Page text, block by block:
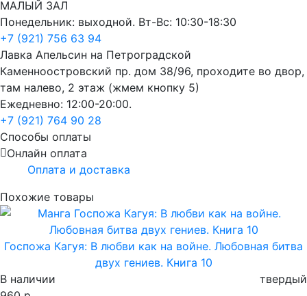
МАЛЫЙ ЗАЛ
Понедельник: выходной. Вт-Вс: 10:30-18:30
+7 (921) 756 63 94
Лавка Апельсин на Петроградской
Каменноостровский пр. дом 38/96, проходите во двор,
там налево, 2 этаж (жмем кнопку 5)
Ежедневно: 12:00-20:00.
+7 (921) 764 90 28
Способы оплаты
Онлайн оплата
Оплата и доставка
Похожие товары
Госпожа Кагуя: В любви как на войне. Любовная битва
двух гениев. Книга 10
В наличии
твердый